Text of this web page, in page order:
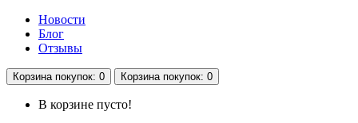
Новости
Блог
Отзывы
Корзина покупок: 0 Корзина покупок: 0
В корзине пусто!